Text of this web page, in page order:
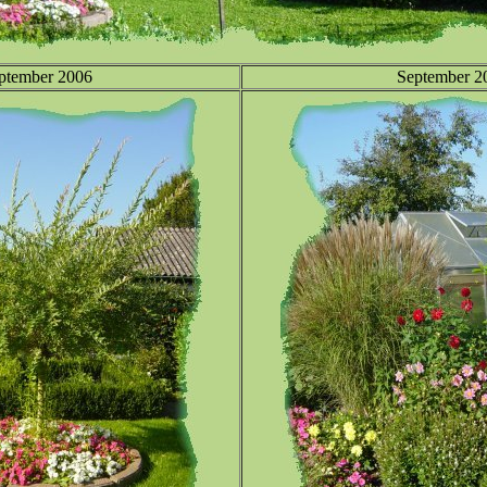
2006 September